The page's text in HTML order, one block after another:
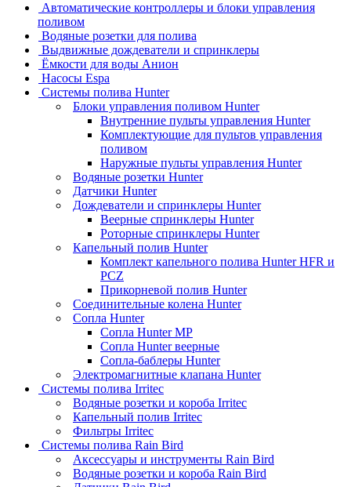
Автоматические контроллеры и блоки управления
поливом
Водяные розетки для полива
Выдвижные дождеватели и спринклеры
Ёмкости для воды Анион
Насосы Espa
Системы полива Hunter
Блоки управления поливом Hunter
Внутренние пульты управления Hunter
Комплектующие для пультов управления
поливом
Наружные пульты управления Hunter
Водяные розетки Hunter
Датчики Hunter
Дождеватели и спринклеры Hunter
Веерные спринклеры Hunter
Роторные спринклеры Hunter
Капельный полив Hunter
Комплект капельного полива Hunter HFR и
PCZ
Прикорневой полив Hunter
Соединительные колена Hunter
Сопла Hunter
Сопла Hunter MP
Сопла Hunter веерные
Сопла-баблеры Hunter
Электромагнитные клапана Hunter
Системы полива Irritec
Водяные розетки и короба Irritec
Капельный полив Irritec
Фильтры Irritec
Системы полива Rain Bird
Аксессуары и инструменты Rain Bird
Водяные розетки и короба Rain Bird